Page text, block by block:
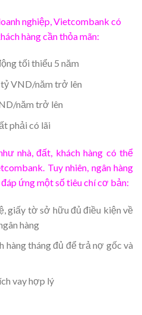
nghiệp, Vietcombank có
hàng cần thỏa mãn:
tối thiểu 5 năm
VND/năm trở lên
năm trở lên
phải có lãi
nhà, đất, khách hàng có thể
Tuy nhiên, ngân hàng
ứng một số tiêu chí cơ bản:
giấy tờ sở hữu đủ điều kiện về
hàng
hàng tháng đủ để trả nợ gốc và
vay hợp lý